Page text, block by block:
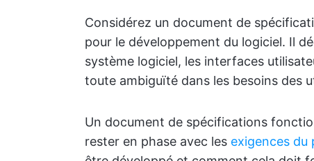
Considérez un document de
pour le développement du logiciel. Il
système logiciel, les interfaces
toute ambiguïté dans les besoins des
Un document de spécifications
rester en phase avec les exigences du